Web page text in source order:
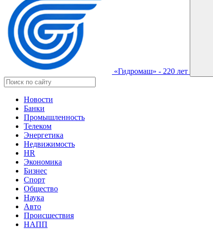
«Гидромаш» - 220 лет
Новости
Банки
Промышленность
Телеком
Энергетика
Недвижимость
HR
Экономика
Бизнес
Спорт
Общество
Наука
Авто
Происшествия
НАПП